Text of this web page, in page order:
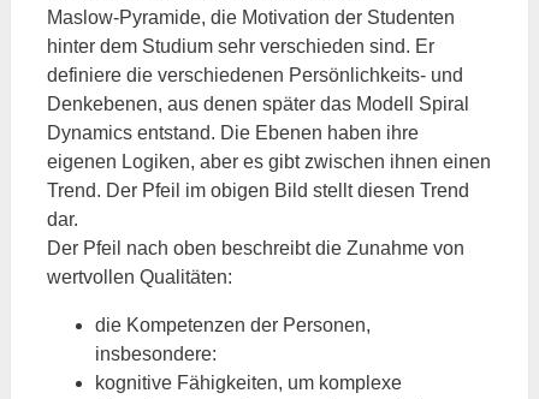
Maslow-Pyramide, die Motivation der Studenten
hinter dem Studium sehr verschieden sind. Er
definiere die verschiedenen Persönlichkeits- und
Denkebenen, aus denen später das Modell Spiral
Dynamics entstand. Die Ebenen haben ihre
eigenen Logiken, aber es gibt zwischen ihnen einen
Trend. Der Pfeil im obigen Bild stellt diesen Trend
dar.
Der Pfeil nach oben beschreibt die Zunahme von
wertvollen Qualitäten:
die Kompetenzen der Personen,
insbesondere:
kognitive Fähigkeiten, um komplexe